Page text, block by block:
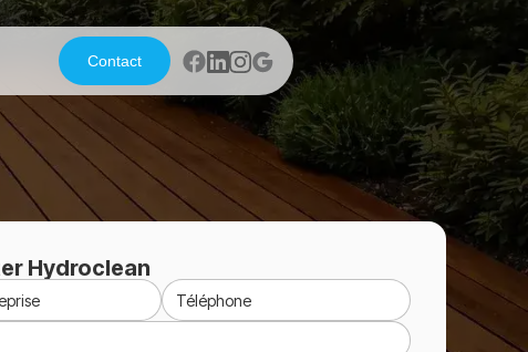
Contact
Hydroclean